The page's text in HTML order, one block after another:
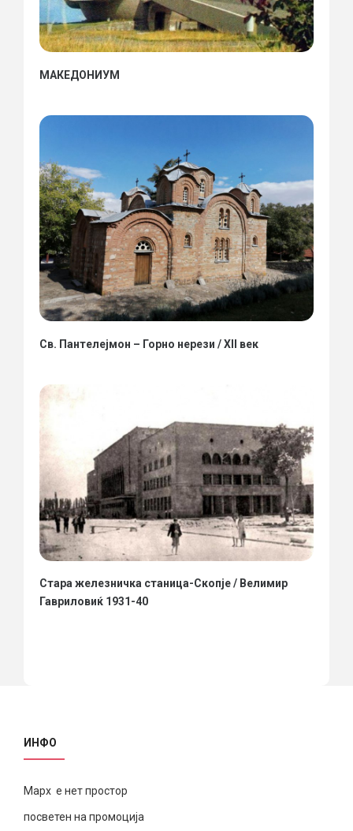
МАКЕДОНИУМ
Св. Пантелејмон – Горно нерези / XII век
Стара железничка станица-Скопје / Велимир
Гавриловиќ 1931-40
ИНФО
Марх е нет простор
посветен на промоција